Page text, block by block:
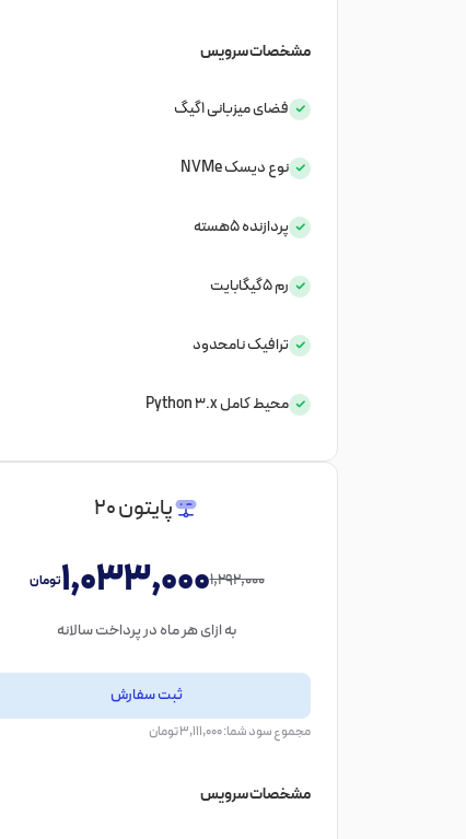
مشخصات سرویس
فضای میزبانی1گیگ
نوع دیسکNVMe
پردازنده5هسته
رم5گیگابایت
ترافیکنامحدود
محیط کامل Python 3.x
پایتون 20
1,292,000
1,033,000تومان
به ازای هر ماه در پرداخت سالانه
ثبت سفارش
مجموع سود شما: 3,111,000 تومان
مشخصات سرویس